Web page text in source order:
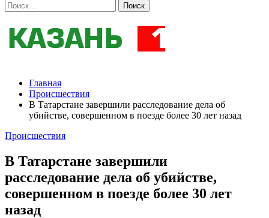
Главная
Происшествия
В Татарстане завершили расследование дела об
убийстве, совершенном в поезде более 30 лет назад
Происшествия
В Татарстане завершили
расследование дела об убийстве,
совершенном в поезде более 30 лет
назад